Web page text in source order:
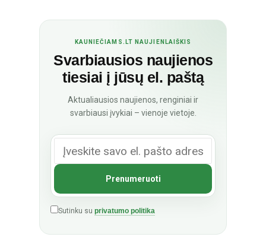
KAUNIEČIAMS.LT NAUJIENLAIŠKIS
Svarbiausios naujienos
tiesiai į jūsų el. paštą
Aktualiausios naujienos, renginiai ir
svarbiausi įvykiai – vienoje vietoje.
Sutinku su privatumo politika